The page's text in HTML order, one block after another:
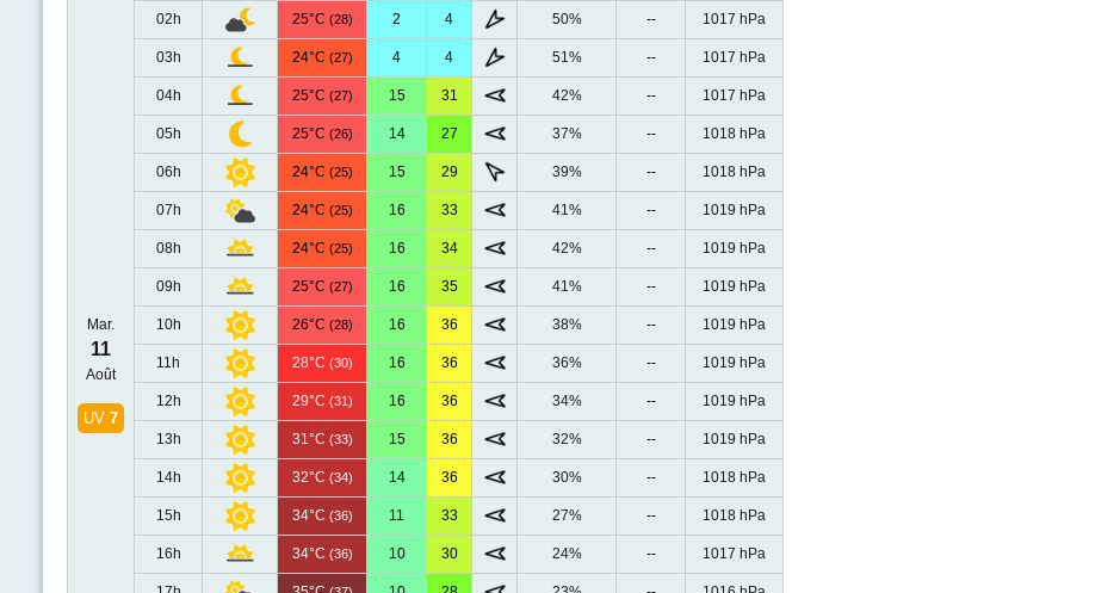
Mar.
11
Août
UV 7
02h 25°C (28) 2 4 50% -- 1017 hPa
03h 24°C (27) 4 4 51% -- 1017 hPa
04h 25°C (27) 15 31 42% -- 1017 hPa
05h 25°C (26) 14 27 37% -- 1018 hPa
06h 24°C (25) 15 29 39% -- 1018 hPa
07h 24°C (25) 16 33 41% -- 1019 hPa
08h 24°C (25) 16 34 42% -- 1019 hPa
09h 25°C (27) 16 35 41% -- 1019 hPa
10h 26°C (28) 16 36 38% -- 1019 hPa
11h 28°C (30) 16 36 36% -- 1019 hPa
12h 29°C (31) 16 36 34% -- 1019 hPa
13h 31°C (33) 15 36 32% -- 1019 hPa
14h 32°C (34) 14 36 30% -- 1018 hPa
15h 34°C (36) 11 33 27% -- 1018 hPa
16h 34°C (36) 10 30 24% -- 1017 hPa